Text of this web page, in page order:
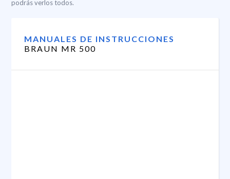
podrás verlos todos.
MANUALES DE INSTRUCCIONES
BRAUN MR 500